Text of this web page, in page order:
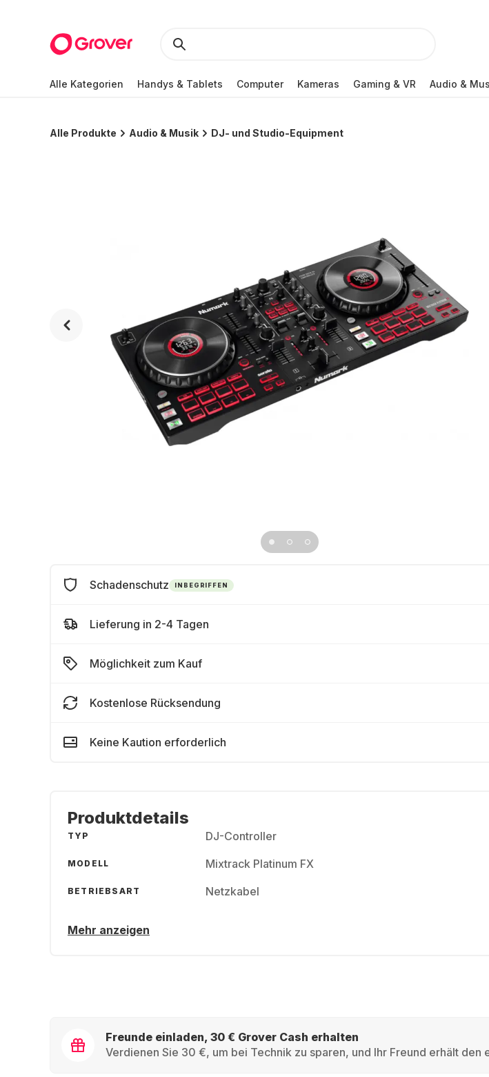
Alle Kategorien Handys & Tablets Computer Kameras Gaming & VR Audio &
Alle Produkte Audio & Musik DJ- und Studio-Equipment
Schadenschutz INBEGRIFFEN
Lieferung in 2-4 Tagen
Möglichkeit zum Kauf
Kostenlose Rücksendung
Keine Kaution erforderlich
Produktdetails
TYP DJ-Controller
MODELL Mixtrack Platinum FX
BETRIEBSART Netzkabel
Mehr anzeigen
Freunde einladen, 30 € Grover Cash erhalten
Verdienen Sie 30 €, um bei Technik zu sparen, und Ihr Freund erhält den